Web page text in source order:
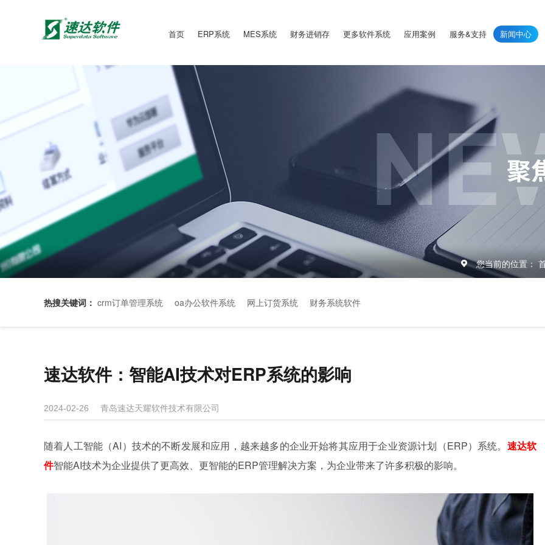
首页 ERP系统 MES系统 财务进销存 更多软件系统 应用案例 服务&支持 新闻中心
您当前的位置：
热搜关键词： crm订单管理系统 oa办公软件系统 网上订货系统 财务系统软件
速达软件：智能AI技术对ERP系统的影响
2024-02-26 青岛速达天耀软件技术有限公司
随着人工智能（AI）技术的不断发展和应用，越来越多的企业开始将其应用于企业资源计划（ERP）系统。 速达软
件智能AI技术为企业提供了更高效、更智能的ERP管理解决方案，为企业带来了许多积极的影响。